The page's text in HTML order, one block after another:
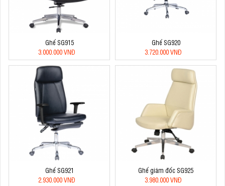
Ghế SG915
3.000.000 VNĐ
Ghế SG920
3.720.000 VNĐ
Ghế SG921
2.930.000 VNĐ
Ghế giám đốc SG925
3.980.000 VNĐ